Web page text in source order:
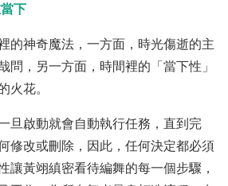
下
的神奇魔法，一方面，時光傷逝的主
問，另一方面，時間裡的「當下性」
火花。
旦啟動就會自動執行任務，直到完
修改或刪除，因此，任何決定都必須
讓黃翊縝密看待編舞的每一個步驟，